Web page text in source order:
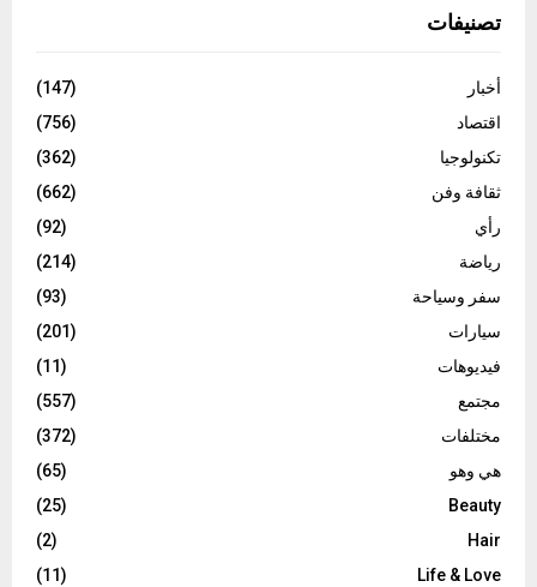
تصنيفات
أخبار
(147)
اقتصاد
(756)
تكنولوجيا
(362)
ثقافة وفن
(662)
رأي
(92)
رياضة
(214)
سفر وسياحة
(93)
سيارات
(201)
فيديوهات
(11)
مجتمع
(557)
مختلفات
(372)
هي وهو
(65)
Beauty
(25)
Hair
(2)
Life & Love
(11)